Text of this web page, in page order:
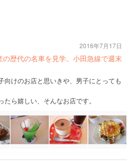
の歴代の名車を見学。小田急線で週末
向けのお店と思いきや、男子にとっても
ら嬉しい、そんなお店です。
2016年7月17日